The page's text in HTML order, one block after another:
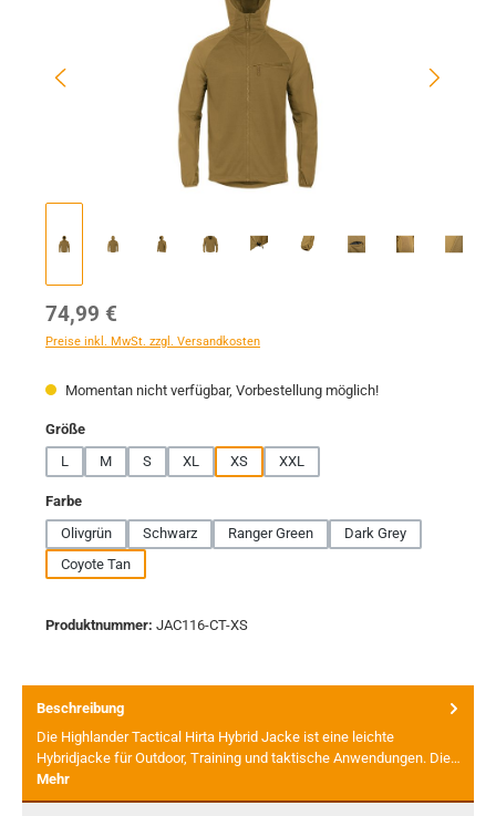
Regulärer Preis:
74,99 €
Preise inkl. MwSt. zzgl. Versandkosten
Momentan nicht verfügbar, Vorbestellung möglich!
Größeauswählen
L
M S XL XS XXL
Farbeauswählen
Olivgrün
Schwarz Ranger Green
Dark Grey
Coyote Tan
Produktnummer: JAC116-CT-XS
Beschreibung
Die Highlander Tactical Hirta Hybrid Jacke ist eine leichte
Hybridjacke für Outdoor, Training und taktische Anwendungen. Die…
Mehr